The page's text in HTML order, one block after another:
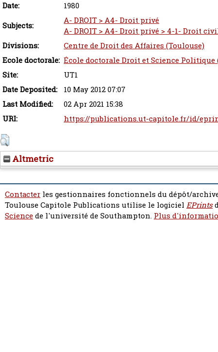
Date:
1980
Subjects:
A- DROIT > A4- Droit privé
A- DROIT > A4- Droit privé > 4-1- Droit
Divisions:
Centre de Droit des Affaires (Toulouse)
Ecole doctorale: École doctorale Droit et Science Politique
Site:
UT1
Date Deposited:
10 May 2012 07:07
Last Modified:
02 Apr 2021 15:38
URI:
https://publications.ut-capitole.fr/id/
Altmetric
Contacter les gestionnaires fonctionnels du dépôt/
Toulouse Capitole Publications utilise le logiciel EPrints
Sciencede l'université de Southampton. Plus